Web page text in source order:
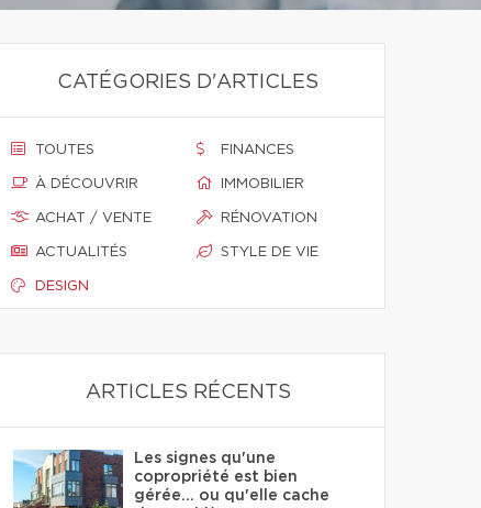
CATÉGORIES D'ARTICLES
TOUTES
À DÉCOUVRIR
ACHAT / VENTE
ACTUALITÉS
DESIGN
FINANCES
IMMOBILIER
RÉNOVATION
STYLE DE VIE
ARTICLES RÉCENTS
Les signes qu'une
copropriété est bien
gérée… ou qu'elle cache